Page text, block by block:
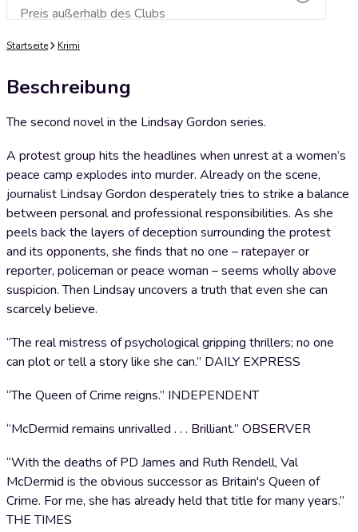
Preis außerhalb des ClubsZum Warenkorb hinzufügen
Startseite Krimi
Beschreibung
The second novel in the Lindsay Gordon series.
A protest group hits the headlines when unrest at a women’s
peace camp explodes into murder. Already on the scene,
journalist Lindsay Gordon desperately tries to strike a balance
between personal and professional responsibilities. As she
peels back the layers of deception surrounding the protest
and its opponents, she finds that no one – ratepayer or
reporter, policeman or peace woman – seems wholly above
suspicion. Then Lindsay uncovers a truth that even she can
scarcely believe.
“The real mistress of psychological gripping thrillers; no one
can plot or tell a story like she can.” DAILY EXPRESS
“The Queen of Crime reigns.” INDEPENDENT
“McDermid remains unrivalled . . . Brilliant.” OBSERVER
“With the deaths of PD James and Ruth Rendell, Val
McDermid is the obvious successor as Britain's Queen of
Crime. For me, she has already held that title for many years.”
THE TIMES